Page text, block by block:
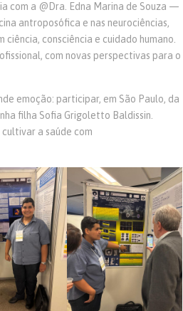
com a @Dra. Edna Marina de Souza —
antroposófica e nas neurociências,
consciência e cuidado humano.
com novas perspectivas para o
emoção: participar, em São Paulo, da
filha Sofia Grigoletto Baldissin.
a saúde com